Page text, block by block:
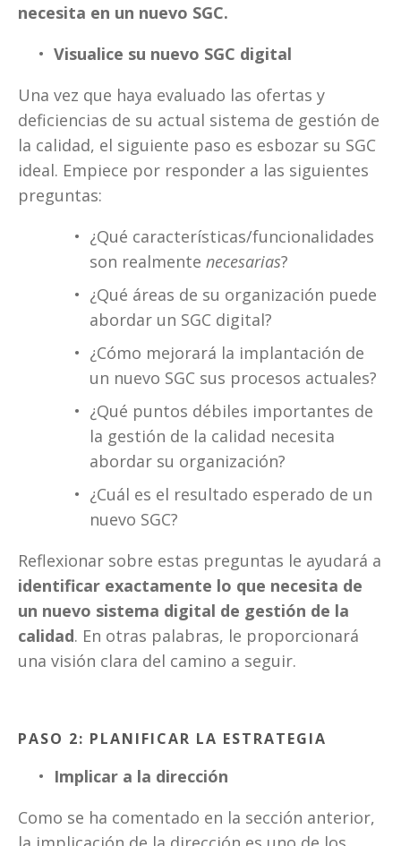
necesita en un nuevo SGC.
Visualice su nuevo SGC digital
Una vez que haya evaluado las ofertas y
deficiencias de su actual sistema de gestión de
la calidad, el siguiente paso es esbozar su SGC
ideal. Empiece por responder a las siguientes
preguntas:
¿Qué características/funcionalidades
son realmente necesarias?
¿Qué áreas de su organización puede
abordar un SGC digital?
¿Cómo mejorará la implantación de
un nuevo SGC sus procesos actuales?
¿Qué puntos débiles importantes de
la gestión de la calidad necesita
abordar su organización?
¿Cuál es el resultado esperado de un
nuevo SGC?
identificar exactamente lo que necesita de
un nuevo sistema digital de gestión de la
calidad. En otras palabras, le proporcionará
una visión clara del camino a seguir.
PASO 2: PLANIFICAR LA ESTRATEGIA
Implicar a la dirección
Como se ha comentado en la sección anterior,